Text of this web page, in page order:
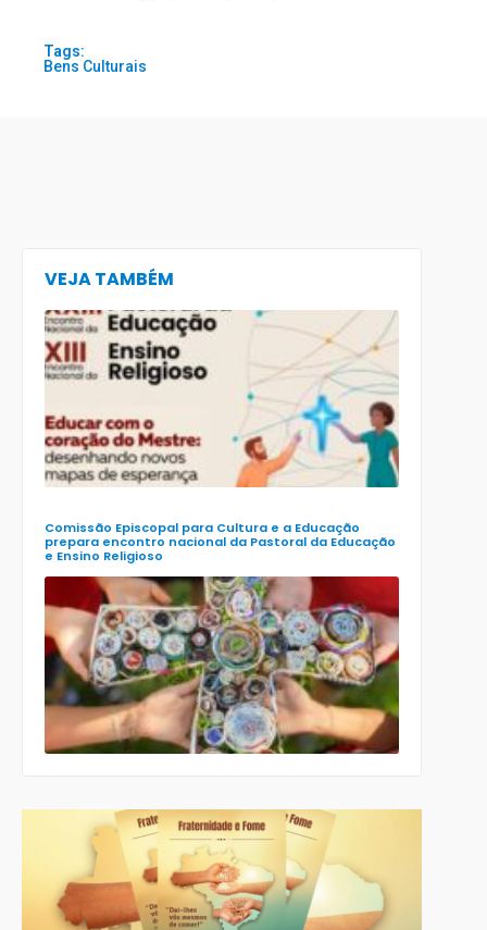
Tags:
Bens Culturais
VEJA TAMBÉM
Comissão Episcopal para Cultura e a Educação
prepara encontro nacional da Pastoral da Educação
e Ensino Religioso